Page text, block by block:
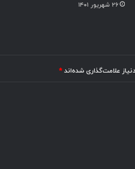
۲۶ شهریور ۱۴۰۱
علامت‌گذاری شده‌اند *